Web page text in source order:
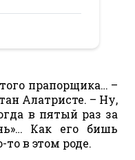
прапорщика… –
Алатристе. – Ну,
в пятый раз за
Как его бишь
то в этом роде.